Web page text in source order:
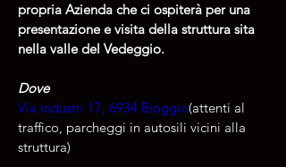
propria Azienda che ci ospiterà per una
presentazione e visita della struttura sita
nella valle del Vedeggio.
Dove
Via industri 17, 6934 Bioggio(attenti al
traffico, parcheggi in autosili vicini alla
struttura)